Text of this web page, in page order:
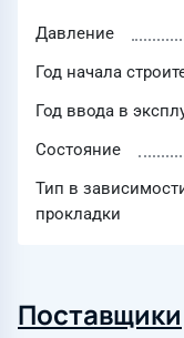
Давление
Год начала
Год ввода в
Состояние
Тип в
прокладки
Поставщики